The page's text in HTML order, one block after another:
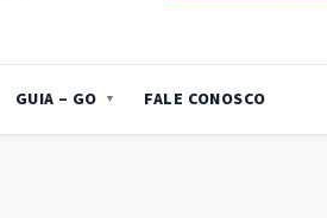
GUIA – GO FALE CONOSCO